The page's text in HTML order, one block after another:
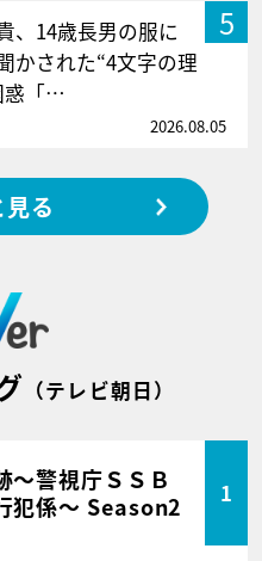
5
、14歳長男の服に
かされた“4文字の理
惑「…
2026.08.05
る
（テレビ朝日）
～警視庁ＳＳＢ
犯係～ Season2
1